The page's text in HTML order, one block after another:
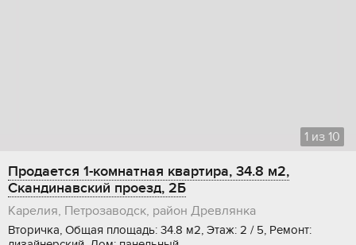
1 из 10
Продается 1-комнатная квартира, 34.8 м2,
Скандинавский проезд, 2Б
Карелия, Петрозаводск, район Древлянка
Вторичка, Общая площадь: 34.8 м2, Этаж: 2 / 5, Ремонт: